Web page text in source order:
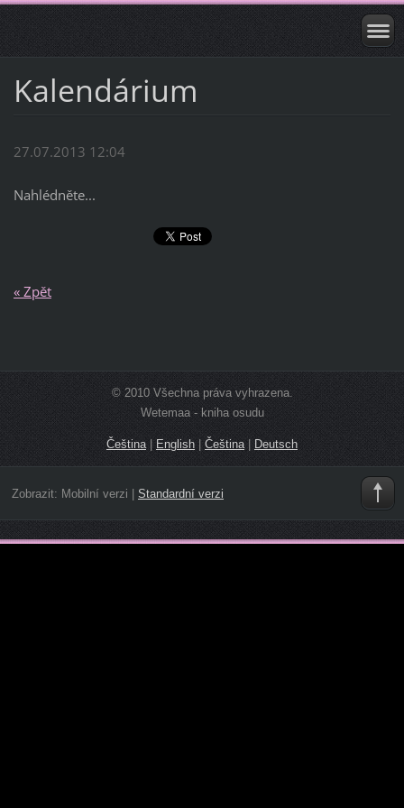
Kalendárium
27.07.2013 12:04
Nahlédněte...
« Zpět
© 2010 Všechna práva vyhrazena.
Wetemaa - kniha osudu
Čeština | English | Čeština | Deutsch
Zobrazit: Mobilní verzi Standardní verzi